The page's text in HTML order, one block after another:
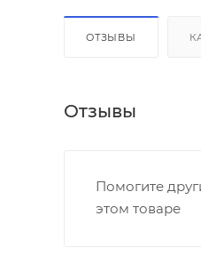
ОТЗЫВЫ
Отзывы
Помогите
этом товаре